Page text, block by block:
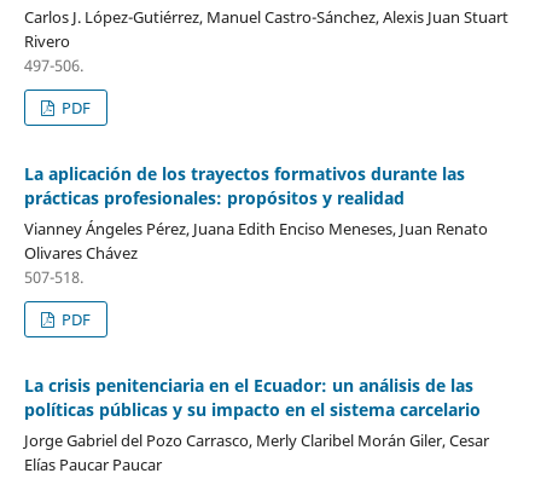
Carlos J. López-Gutiérrez, Manuel Castro-Sánchez, Alexis Juan Stuart
Rivero
497-506.
PDF
La aplicación de los trayectos formativos durante las
prácticas profesionales: propósitos y realidad
Vianney Ángeles Pérez, Juana Edith Enciso Meneses, Juan Renato
Olivares Chávez
507-518.
PDF
La crisis penitenciaria en el Ecuador: un análisis de las
políticas públicas y su impacto en el sistema carcelario
Jorge Gabriel del Pozo Carrasco, Merly Claribel Morán Giler, Cesar
Elías Paucar Paucar